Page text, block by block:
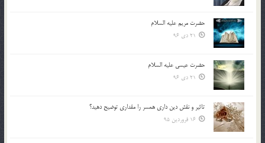
حضرت مریم علیه السلام
21 دی 96
حضرت عیسی علیه السلام
21 دی 96
تاثير و نقش دين داري همسر را مقداري توضيح دهيد؟
16 فروردین 95